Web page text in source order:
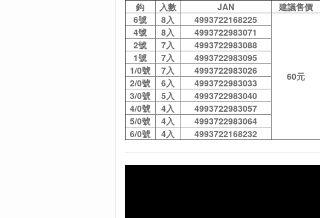
鈎
入數 JAN
建議售價
6號
8入 4993722168225
60元
4號 8入
4993722983071
2號
7入
4993722983088
1號
7入
4993722983095
1/0號
7入
4993722983026
2/0號
6入
4993722983033
3/0號
5入
4993722983040
4/0號
4入
4993722983057
5/0號
4入
4993722983064
6/0號
4入 4993722168232